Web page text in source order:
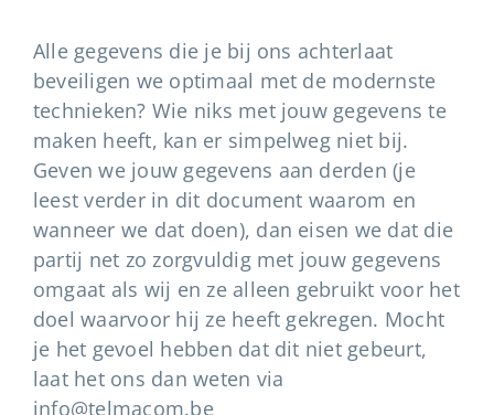
Alle gegevens die je bij ons achterlaat
beveiligen we optimaal met de modernste
technieken? Wie niks met jouw gegevens te
maken heeft, kan er simpelweg niet bij.
Geven we jouw gegevens aan derden (je
leest verder in dit document waarom en
wanneer we dat doen), dan eisen we dat die
partij net zo zorgvuldig met jouw gegevens
omgaat als wij en ze alleen gebruikt voor het
doel waarvoor hij ze heeft gekregen. Mocht
je het gevoel hebben dat dit niet gebeurt,
laat het ons dan weten via
info@telmacom.be